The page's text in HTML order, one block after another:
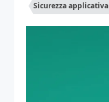
Sicurezza applicativa